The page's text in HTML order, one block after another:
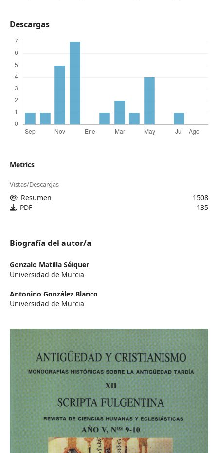
Descargas
Metrics
Vistas/Descargas
Resumen
1508
PDF
135
Biografía del autor/a
Gonzalo Matilla Séiquer
Universidad de Murcia
Antonino González Blanco
Universidad de Murcia